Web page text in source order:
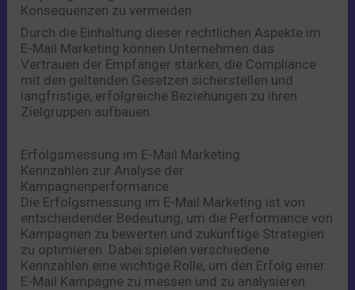
Konsequenzen zu vermeiden.
Durch die Einhaltung dieser rechtlichen Aspekte im
E-Mail Marketing können Unternehmen das
Vertrauen der Empfänger stärken, die Compliance
mit den geltenden Gesetzen sicherstellen und
langfristige, erfolgreiche Beziehungen zu ihren
Zielgruppen aufbauen.
Erfolgsmessung im E-Mail Marketing
Kennzahlen zur Analyse der
Kampagnenperformance
Die Erfolgsmessung im E-Mail Marketing ist von
entscheidender Bedeutung, um die Performance von
Kampagnen zu bewerten und zukünftige Strategien
zu optimieren. Dabei spielen verschiedene
Kennzahlen eine wichtige Rolle, um den Erfolg einer
E-Mail Kampagne zu messen und zu analysieren.